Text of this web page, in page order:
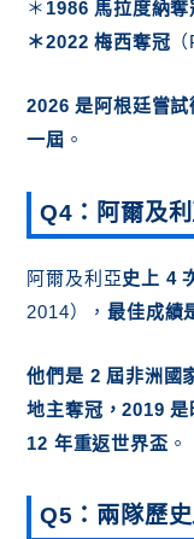
＊ 1986 馬拉度納奪
＊2022 梅西奪冠
2026 是阿根廷嘗
一屆 。
Q4：阿爾及
阿爾及利亞史上 4
2014），最佳成績
他們是 2 屆非洲國
地主奪冠，2019
12 年重返世界盃 。
Q5：兩隊歷